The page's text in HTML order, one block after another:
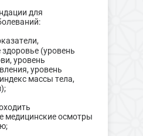
для
(уровень
уровень
уровень
массы тела,
медицинские осмотры